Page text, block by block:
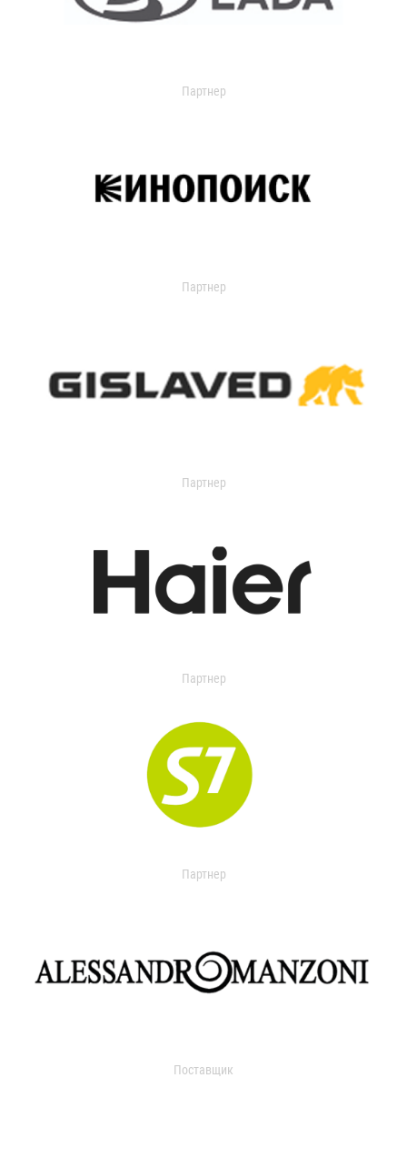
Партнер
Партнер
Партнер
Партнер
Партнер
Поставщик